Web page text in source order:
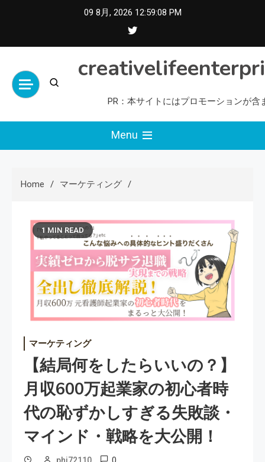
09 8月, 2026 12:59:09 PM
PR：本サイトにはプロモーションが含
Menu
Home マーケティング
1 MIN READ
マーケティング
【結局何をしたらいいの？】
月収600万起業家の初心者時
代の恥ずかしすぎる失敗談・
マインド・戦略を大公開！